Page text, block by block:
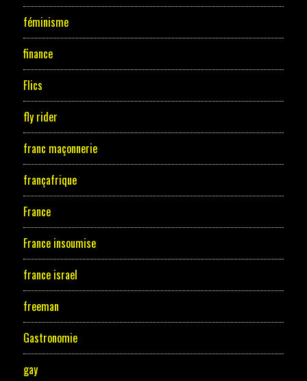
féminisme
finance
Flics
fly rider
franc maçonnerie
françafrique
France
France insoumise
france israel
freeman
Gastronomie
gay